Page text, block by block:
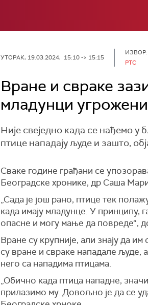
УТОРАК, 19.03.2024, 15:10 -> 15:15
ИЗВОР:
РТС
Вране и свраке
младунци угрожени
Није свеједно када се нађемо у
птице нападају људе и зашто,
Сваке године грађани се
Београдске хронике, др Саша
„Сада је још рано, птице тек
када имају младунце. У принципу,
опасне и могу мање да повреде“,
Вране су крупније, али знају да
су вране и свраке нападале
него са нападима птицама.
„Обично када птица нападне,
прилазимо му. Довољно је да се